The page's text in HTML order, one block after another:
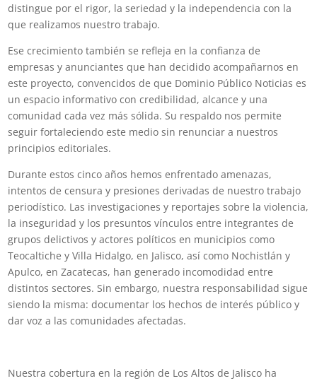
distingue por el rigor, la seriedad y la independencia con la
que realizamos nuestro trabajo.
Ese crecimiento también se refleja en la confianza de
empresas y anunciantes que han decidido acompañarnos en
este proyecto, convencidos de que Dominio Público Noticias es
un espacio informativo con credibilidad, alcance y una
comunidad cada vez más sólida. Su respaldo nos permite
seguir fortaleciendo este medio sin renunciar a nuestros
principios editoriales.
Durante estos cinco años hemos enfrentado amenazas,
intentos de censura y presiones derivadas de nuestro trabajo
periodístico. Las investigaciones y reportajes sobre la violencia,
la inseguridad y los presuntos vínculos entre integrantes de
grupos delictivos y actores políticos en municipios como
Teocaltiche y Villa Hidalgo, en Jalisco, así como Nochistlán y
Apulco, en Zacatecas, han generado incomodidad entre
distintos sectores. Sin embargo, nuestra responsabilidad sigue
siendo la misma: documentar los hechos de interés público y
dar voz a las comunidades afectadas.
Nuestra cobertura en la región de Los Altos de Jalisco ha